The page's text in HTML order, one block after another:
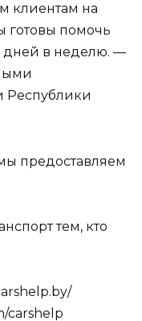
клиентам на
помочь
дней в неделю. —
Республики
предоставляем
тем, кто
carshelp